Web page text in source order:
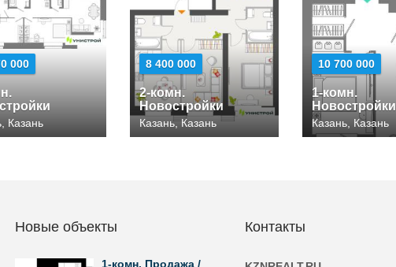
000
Казань
8 400 000
2-комн.
Новостройки
Казань, Казань
10 700 000
1-комн.
Новостройки
Казань, Казань
Новые объекты
1-комн. Продажа /
Контакты